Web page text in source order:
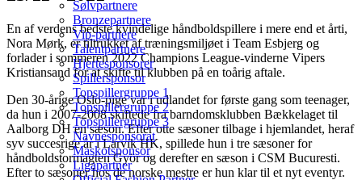
Sølvpartnere
Bronzepartnere
Vip-partnere
Talentpartnere
Hjertesponsorer
Spillersponsor
Topspillergruppe 1
Topspillergruppe 2
Topspillergruppe 3
Navnesponsorat
Maskotsponsor
Ligapartner
En af verdens bedste kvindelige håndboldspillere i mere end et årti,
Nora Mørk, er tiltrukket af træningsmiljøet i Team Esbjerg og
forlader i sommeren 2022 Champions League-vinderne Vipers
Kristiansand for at skifte til klubben på en toårig aftale.
Den 30-årige Oslo-pige var i udlandet for første gang som teenager,
da hun i 2007-2008 skiftede fra barndomsklubben Bækkelaget til
Aalborg DH en sæson. Efter otte sæsoner tilbage i hjemlandet, heraf
syv succesrige år i Larvik HK, spillede hun i tre sæsoner for
håndboldstormagten Györ og derefter en sæson i CSM Bucuresti.
Efter to sæsoner hos de norske mestre er hun klar til et nyt eventyr.